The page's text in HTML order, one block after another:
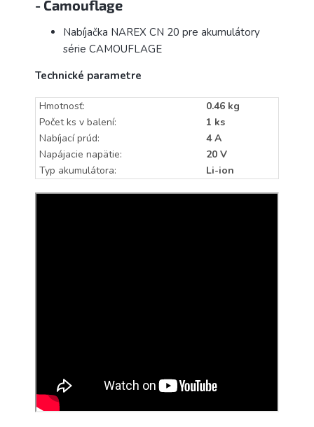
- Camouflage
Nabíjačka NAREX CN 20 pre akumulátory
série CAMOUFLAGE
Technické parametre
Hmotnosť:
0.46 kg
Počet ks v balení:
1 ks
Nabíjací prúd:
4 A
Napájacie napätie:
20 V
Typ akumulátora:
Li-ion